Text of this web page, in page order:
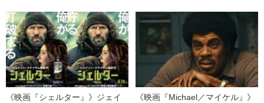
ト”が生み出した徹底ケアとは
《映画『シェルター』》ジェイ
《映画『Michael／マイケル』》